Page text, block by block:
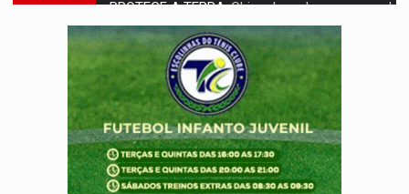
VÍDEO:Motociclista morre após bater na traseira de
PARECE UM NUGGET:Essa receita com frango virou o meu
EMPREENDEDORISMO:7 negócios que podem começar com pouco dinheiro e
GIGANTE DA AMÉRICA:Brasil reúne dimensão continental e posição
INDEPENDÊNCIA:10 dicas importantes para quem quer